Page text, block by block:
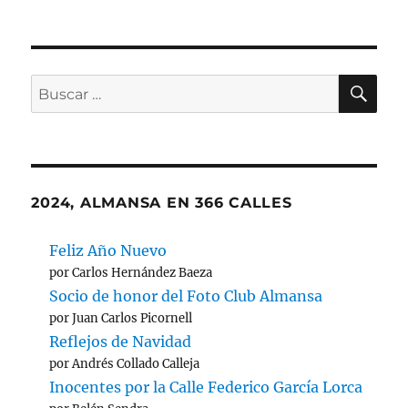
Buscar
por:
2024, ALMANSA EN 366 CALLES
Feliz Año Nuevo
por Carlos Hernández Baeza
Socio de honor del Foto Club Almansa
por Juan Carlos Picornell
Reflejos de Navidad
por Andrés Collado Calleja
Inocentes por la Calle Federico García Lorca